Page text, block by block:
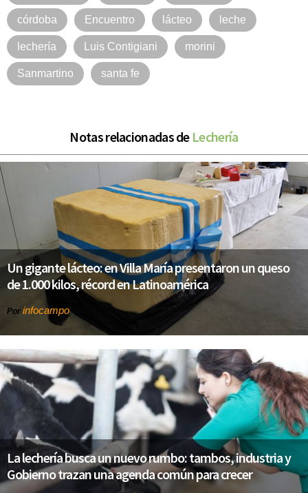
córdoba Encuentro lácteo leche
lechería Luis Contigiani morini
Sanmartino santa fe
Notas relacionadas de Lechería
Un gigante lácteo: en Villa María presentaron un queso
de 1.000 kilos, récord en Latinoamérica
Por infocampo
La lechería busca un nuevo rumbo: tambos, industria y
Gobierno trazan una agenda común para crecer